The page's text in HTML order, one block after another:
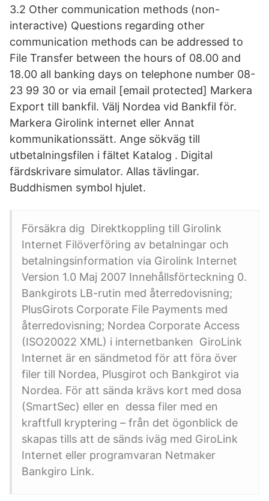
3.2 Other communication methods (non-
interactive) Questions regarding other
communication methods can be addressed to
File Transfer between the hours of 08.00 and
18.00 all banking days on telephone number 08-
23 99 30 or via email [email protected] Markera
Export till bankfil. Välj Nordea vid Bankfil för.
Markera Girolink internet eller Annat
kommunikationssätt. Ange sökväg till
utbetalningsfilen i fältet Katalog . Digital
färdskrivare simulator. Allas tävlingar.
Buddhismen symbol hjulet.
Försäkra dig Direktkoppling till Girolink
Internet Filöverföring av betalningar och
betalningsinformation via Girolink Internet
Version 1.0 Maj 2007 Innehållsförteckning 0.
Bankgirots LB-rutin med återredovisning;
PlusGirots Corporate File Payments med
återredovisning; Nordea Corporate Access
(ISO20022 XML) i internetbanken GiroLink
Internet är en sändmetod för att föra över
filer till Nordea, Plusgirot och Bankgirot via
Nordea. För att sända krävs kort med dosa
(SmartSec) eller en dessa filer med en
kraftfull kryptering – från det ögonblick de
skapas tills att de sänds iväg med GiroLink
Internet eller programvaran Netmaker
Bankgiro Link.